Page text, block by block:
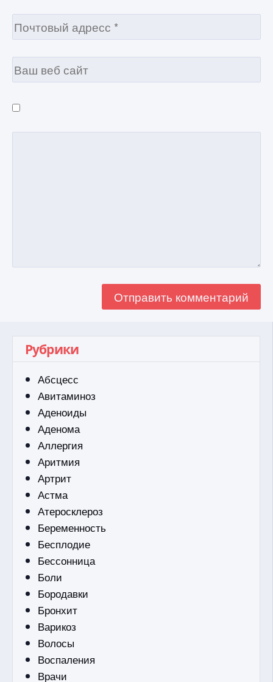
Рубрики
Абсцесс
Авитаминоз
Аденоиды
Аденома
Аллергия
Аритмия
Артрит
Астма
Атеросклероз
Беременность
Бесплодие
Бессонница
Боли
Бородавки
Бронхит
Варикоз
Волосы
Воспаления
Врачи